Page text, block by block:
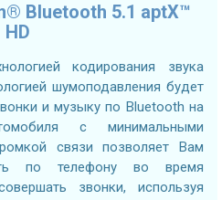
Bluetooth 5.1 aptX™
HD
кодирования звука
шумоподавления будет
и музыку по Bluetooth на
с минимальными
связи позволяет Вам
по телефону во время
звонки, используя